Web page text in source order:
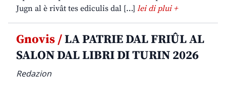
Jugn al è rivât tes ediculis dal […] lei di plui +
Gnovis /LA PATRIE DAL FRIÛL AL
SALON DAL LIBRI DI TURIN 2026
Redazion